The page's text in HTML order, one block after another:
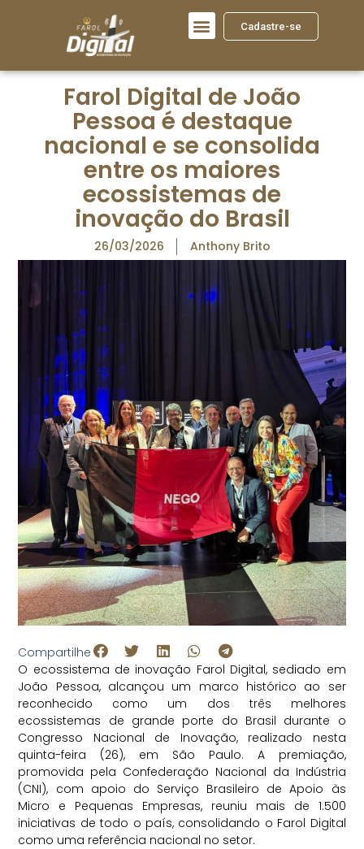
Cadastre-se
Farol Digital de João
Pessoa é destaque
nacional e se consolida
entre os maiores
ecossistemas de
inovação do Brasil
26/03/2026 Anthony Brito
Compartilhe
O ecossistema de inovação Farol Digital, sediado em
João Pessoa, alcançou um marco histórico ao ser
reconhecido como um dos três melhores
ecossistemas de grande porte do Brasil durante o
Congresso Nacional de Inovação, realizado nesta
quinta-feira (26), em São Paulo. A premiação,
promovida pela Confederação Nacional da Indústria
(CNI), com apoio do Serviço Brasileiro de Apoio às
Micro e Pequenas Empresas, reuniu mais de 1.500
iniciativas de todo o país, consolidando o Farol Digital
como uma referência nacional no setor.